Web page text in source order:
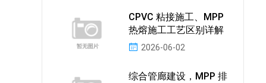
CPVC 粘接施工、MPP
热熔施工工艺区别详解
2026-06-02
综合管廊建设，MPP 排